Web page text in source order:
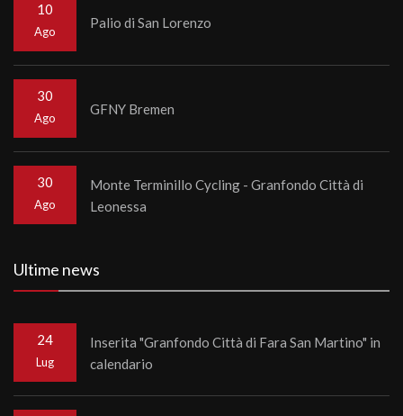
10
Ago
Palio di San Lorenzo
30
Ago
GFNY Bremen
30
Ago
Monte Terminillo Cycling - Granfondo Città di
Leonessa
Ultime news
24
Lug
Inserita "Granfondo Città di Fara San Martino" in
calendario